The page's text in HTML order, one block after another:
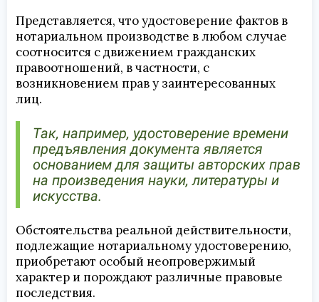
Представляется, что удостоверение фактов в
нотариальном производстве в любом случае
соотносится с движением гражданских
правоотношений, в частности, с
возникновением прав у заинтересованных
лиц.
Так, например, удостоверение времени
предъявления документа является
основанием для защиты авторских прав
на произведения науки, литературы и
искусства.
Обстоятельства реальной действительности,
подлежащие нотариальному удостоверению,
приобретают особый неопровержимый
характер и порождают различные правовые
последствия.